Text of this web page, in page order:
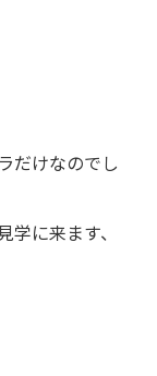
だけなのでし
に来ます、